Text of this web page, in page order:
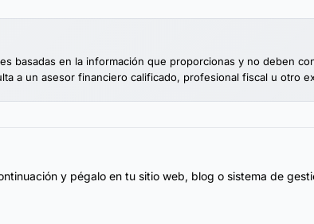
basadas en la información que proporcionas y no deben
a un asesor financiero calificado, profesional fiscal u otro
y pégalo en tu sitio web, blog o sistema de